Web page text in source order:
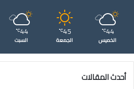
44
℃
الخميس
45
℃
الجمعة
44
℃
السبت
أحدث المقالات